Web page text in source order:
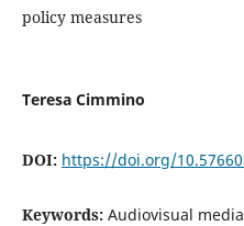
policy measures
Teresa Cimmino
DOI: https://doi.org/
Keywords: Audiovisual